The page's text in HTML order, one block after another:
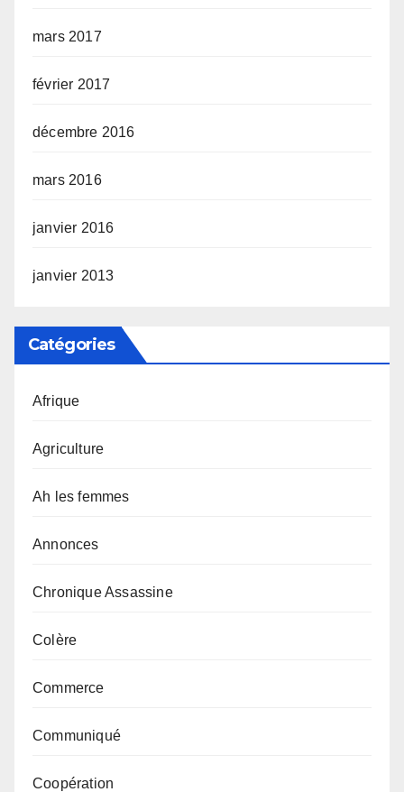
mars 2017
février 2017
décembre 2016
mars 2016
janvier 2016
janvier 2013
Catégories
Afrique
Agriculture
Ah les femmes
Annonces
Chronique Assassine
Colère
Commerce
Communiqué
Coopération